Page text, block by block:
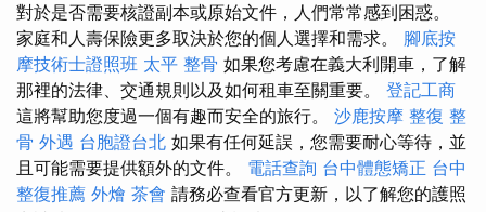
對於是否需要核證副本或原始文件，人們常常感到困惑。
家庭和人壽保險更多取決於您的個人選擇和需求。 腳底按
摩技術士證照班 太平 整骨 如果您考慮在義大利開車，了解
那裡的法律、交通規則以及如何租車至關重要。 登記工商
這將幫助您度過一個有趣而安全的旅行。 沙鹿按摩 整復 整
骨 外遇 台胞證台北 如果有任何延誤，您需要耐心等待，並
且可能需要提供額外的文件。 電話查詢 台中體態矯正 台中
整復推薦 外燴 茶會 請務必查看官方更新，以了解您的護照